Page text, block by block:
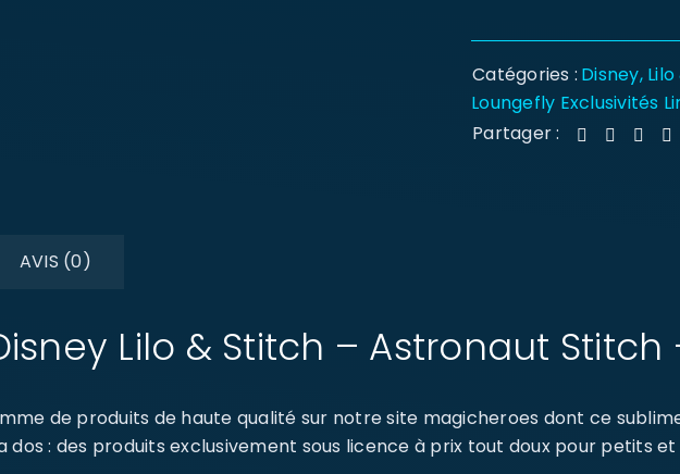
Catégories : Disney,
Loungefly Exclusivités
Partager :
AVIS (0)
Lilo & Stitch – Astronaut Stitch
de produits de haute qualité sur notre site magicheroes dont ce
dos : des produits exclusivement sous licence à prix tout doux pour petits